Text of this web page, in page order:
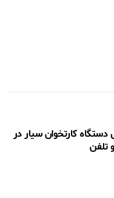
کارتخوان سیار در
تلفن